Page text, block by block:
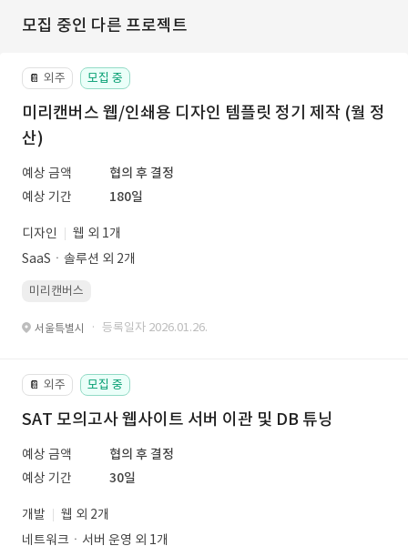
모집 중인 다른 프로젝트
📔 외주 모집 중
미리캔버스 웹/인쇄용 디자인 템플릿 정기 제작 (월 정
산)
예상 금액
협의 후 결정
예상 기간
180일
디자인
웹 외 1개
SaaSㆍ솔루션 외 2개
미리캔버스
서울특별시 · 등록일자 2026.01.26.
📔 외주 모집 중
SAT 모의고사 웹사이트 서버 이관 및 DB 튜닝
예상 금액
협의 후 결정
예상 기간
30일
개발
웹 외 2개
네트워크ㆍ서버 운영 외 1개